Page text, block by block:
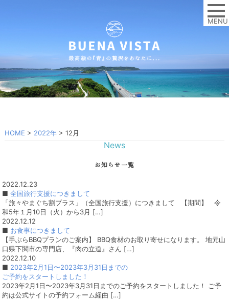
MENU
HOME > 2022年> 12月
News
お知らせ一覧
2022.12.23
■ 全国旅行支援につきまして
「旅々やまぐち割プラス」（全国旅行支援）につきまして 【期間】 令
和5年１月10日（火）から3月 […]
2022.12.12
■ お食事につきまして
【手ぶらBBQプランのご案内】 BBQ食材のお取り寄せになります。 地元山
口県下関市の専門店、『肉の立道』さん […]
2022.12.10
■ 2023年2月1日〜2023年3月31日までの
ご予約をスタートしました！
2023年2月1日〜2023年3月31日までのご予約をスタートしました！ ご予
約は公式サイトの予約フォーム経由 […]